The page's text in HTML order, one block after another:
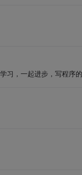
习，一起进步，写程序